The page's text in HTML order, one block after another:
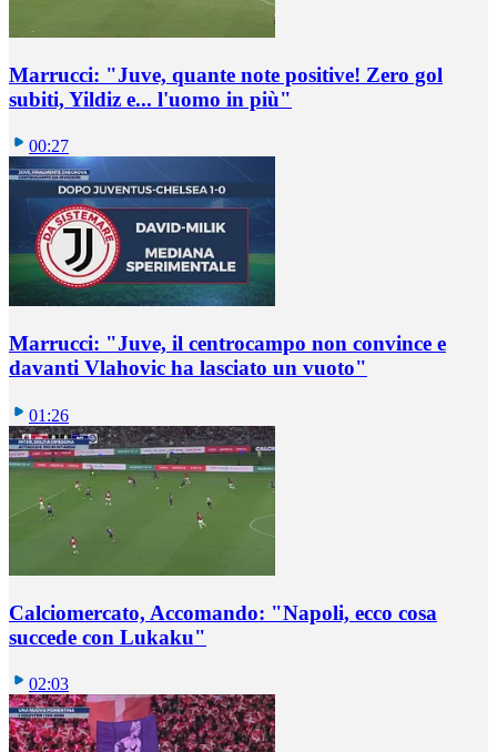
Marrucci: "Juve, quante note positive! Zero gol
subiti, Yildiz e... l'uomo in più"
00:27
Marrucci: "Juve, il centrocampo non convince e
davanti Vlahovic ha lasciato un vuoto"
01:26
Calciomercato, Accomando: "Napoli, ecco cosa
succede con Lukaku"
02:03